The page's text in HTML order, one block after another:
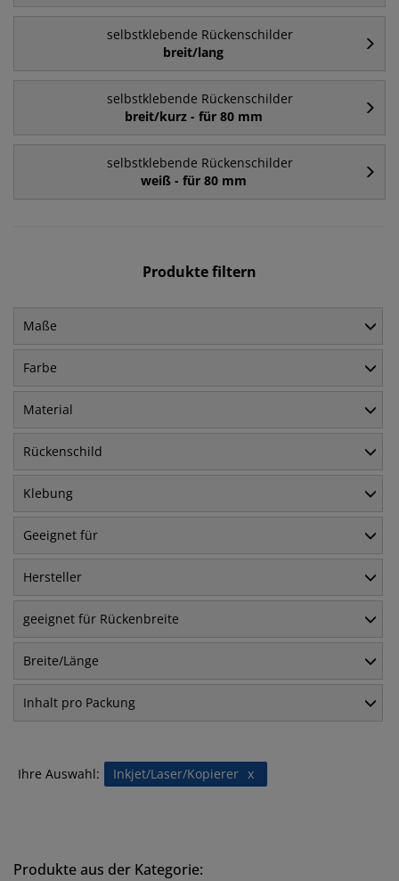
selbstklebende Rückenschilder
breit/lang
selbstklebende Rückenschilder
breit/kurz - für 80 mm
selbstklebende Rückenschilder
weiß - für 80 mm
Produkte filtern
Maße
Farbe
Material
Rückenschild
Klebung
Geeignet für
Hersteller
geeignet für Rückenbreite
Breite/Länge
Inhalt pro Packung
Ihre Auswahl: x
Inkjet/Laser/Kopierer
Produkte aus der Kategorie: